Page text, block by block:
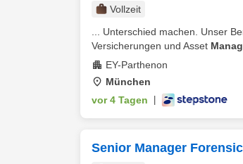
Vollzeit
... Unterschied machen. Unser
Versicherungen und Asset
EY-Parthenon
München
vor 4 Tagen
Senior Manager